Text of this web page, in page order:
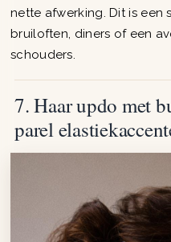
nette afwerking. Dit is een
bruiloften, diners of een
schouders.
7. Haar updo met
parel